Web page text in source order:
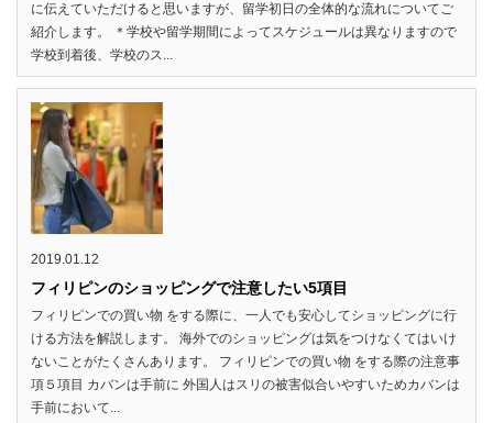
に伝えていただけると思いますが、留学初日の全体的な流れについてご
紹介します。 ＊学校や留学期間によってスケジュールは異なりますので
学校到着後、学校のス...
2019.01.12
フィリピンのショッピングで注意したい5項目
フィリピンでの買い物 をする際に、一人でも安心してショッピングに行
ける方法を解説します。 海外でのショッピングは気をつけなくてはいけ
ないことがたくさんあります。 フィリピンでの買い物 をする際の注意事
項５項目 カバンは手前に 外国人はスリの被害似合いやすいためカバンは
手前において...